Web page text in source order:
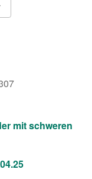
mit schweren